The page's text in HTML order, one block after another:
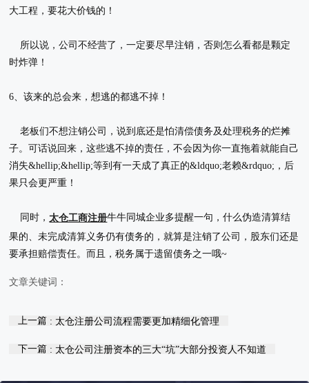
大工程，要花大价钱的！
所以说，公司不经营了，一定要尽早注销，否则怎么看都是颗定
时炸弹！
6、该来的总会来，想逃的都逃不掉！
老板们不想注销公司，说到底还是怕清偿债务及处理税务的烂摊
子。可话说回来，这些逃不掉的责任，不会因为你一直拖着就能自己
消失&hellip;&hellip;等到有一天成了真正的&ldquo;老赖&rdquo;，后
果只会更严重！
同时，太仓工商注册牛牛同城企业多提醒一句，什么伪造清算结
果的、未完成清算义务仍有债务的，就算是注销了公司，股东们还是
要承担赔偿责任。而且，税务属于遗留债务之一哦~
文章关键词：
上一篇 : 太仓注册公司流程需要更加精细化管理
下一篇 : 太仓公司注册资本的三大“坑”大部分投资人不知道